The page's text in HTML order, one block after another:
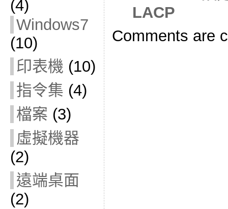
(4)
Windows7
(10)
印表機 (10)
指令集 (4)
檔案 (3)
虛擬機器
(2)
遠端桌面
(2)
LACP
Comments are